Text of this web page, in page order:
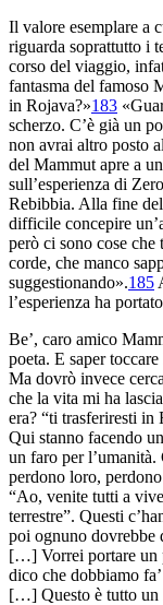
Il valore esemplare a
riguarda soprattutto i
corso del viaggio,
fantasma del famoso
in Rojava?»183
scherzo. C’è già un
non avrai altro posto
del Mammut apre a
sull’esperienza di
Rebibbia. Alla fine
difficile concepire
però ci sono cose che
corde, che manco
suggestionando».185
l’esperienza ha
Be’, caro amico
poeta. E saper
Ma dovrò invece
che la vita mi ha
era? “ti trasferiresti
Qui stanno facendo
un faro per l’umanità.
perdono loro,
“Ao, venite tutti a
terrestre”. Questi
poi ognuno dovrebbe
[…] Vorrei portare un
dico che dobbiamo
[…] Questo è tutto un